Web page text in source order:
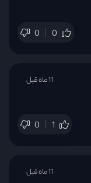
0 0
0 1
11 ماه قبل
11 ماه قبل